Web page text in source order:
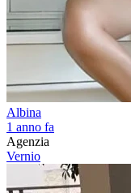
Albina
1 anno fa
Agenzia
Vernio